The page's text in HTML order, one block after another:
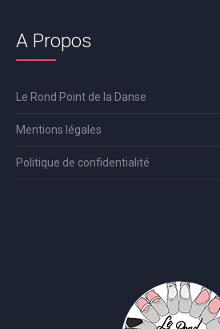
A Propos
Le Rond Point de la Danse
Mentions légales
Politique de confidentialité